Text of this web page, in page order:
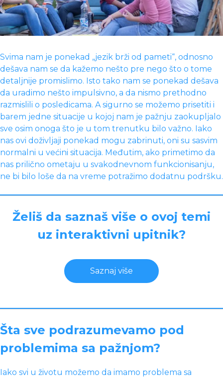
Svima nam je ponekad „jezik brži od pameti“, odnosno
dešava nam se da kažemo nešto pre nego što o tome
detaljnije promislimo. Isto tako nam se ponekad dešava
da uradimo nešto impulsivno, a da nismo prethodno
razmislili o posledicama. A sigurno se možemo prisetiti i
barem jedne situacije u kojoj nam je pažnju zaokupljalo
sve osim onoga što je u tom trenutku bilo važno. Iako
nas ovi doživljaji ponekad mogu zabrinuti, oni su sasvim
normalni u većini situacija. Međutim, ako primetimo da
nas prilično ometaju u svakodnevnom funkcionisanju,
ne bi bilo loše da na vreme potražimo dodatnu podršku.
Želiš da saznaš više o ovoj temi
uz interaktivni upitnik?
Saznaj više
Šta sve podrazumevamo pod
problemima sa pažnjom?
Iako svi u životu možemo da imamo problema sa